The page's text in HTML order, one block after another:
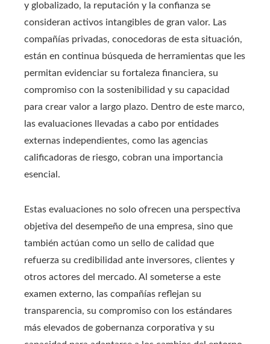
y globalizado, la reputación y la confianza se
consideran activos intangibles de gran valor. Las
compañías privadas, conocedoras de esta situación,
están en continua búsqueda de herramientas que les
permitan evidenciar su fortaleza financiera, su
compromiso con la sostenibilidad y su capacidad
para crear valor a largo plazo. Dentro de este marco,
las evaluaciones llevadas a cabo por entidades
externas independientes, como las agencias
calificadoras de riesgo, cobran una importancia
esencial.
Estas evaluaciones no solo ofrecen una perspectiva
objetiva del desempeño de una empresa, sino que
también actúan como un sello de calidad que
refuerza su credibilidad ante inversores, clientes y
otros actores del mercado. Al someterse a este
examen externo, las compañías reflejan su
transparencia, su compromiso con los estándares
más elevados de gobernanza corporativa y su